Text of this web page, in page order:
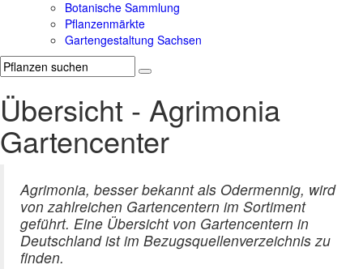
Botanische Sammlung
Pflanzenmärkte
Gartengestaltung Sachsen
Übersicht - Agrimonia
Gartencenter
Agrimonia, besser bekannt als Odermennig, wird
von zahlreichen Gartencentern im Sortiment
geführt. Eine Übersicht von Gartencentern in
Deutschland ist im Bezugsquellenverzeichnis zu
finden.